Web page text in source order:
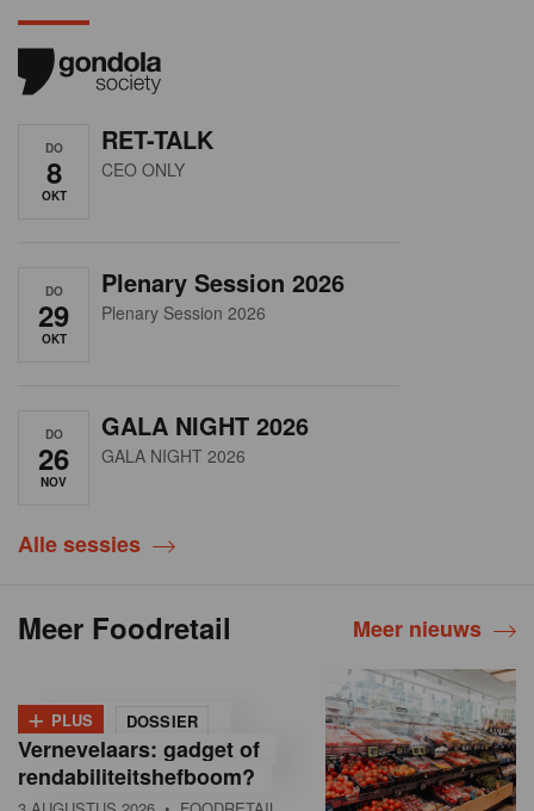
DO
8
OKT
RET-TALK
CEO ONLY
DO
29
OKT
Plenary Session 2026
Plenary Session 2026
DO
26
NOV
GALA NIGHT 2026
GALA NIGHT 2026
Alle sessies
Meer Foodretail Meer nieuws
+ PLUS DOSSIER
Vernevelaars: gadget of
rendabiliteitshefboom?